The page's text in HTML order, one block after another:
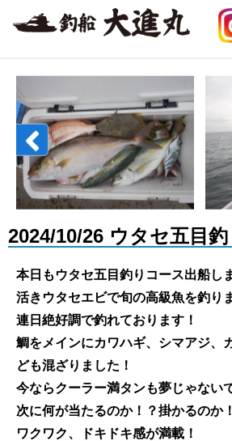
2024/10/26 ウタセ五目釣
本日もウタセ五目釣りコース出船し
活きウタセエビで旬の高級魚を釣り
連日絶好調で釣れております！
鯛をメインにカワハギ、シマアジ、
ども混ざりました！
今ならクーラー満タンも夢じゃない
次に何が当たるのか！？掛かるのか
ワクワク、ドキドキ感が満載！